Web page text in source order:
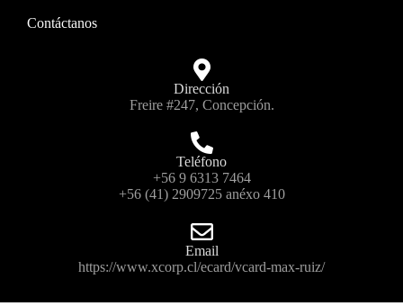
Contáctanos
Dirección
Freire #247, Concepción.
Teléfono
+56 9 6313 7464
+56 (41) 2909725 anéxo 410
Email
https://www.xcorp.cl/ecard/vcard-max-ruiz/